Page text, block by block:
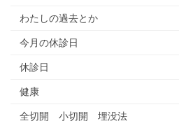
わたしの過去とか
今月の休診日
休診日
健康
全切開 小切開 埋没法